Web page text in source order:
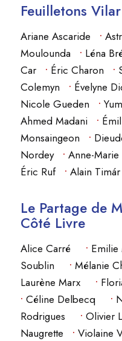
Feuilletons
Ariane Ascaride •
Moulounda • Léna
Car • Éric Charon •
Colemyn • Évelyne
Nicole Gueden •
Ahmed Madani •
Monsaingeon •
Nordey • Anne-
Éric Ruf • Alain Timár
Le Partage de
Côté Livre
Alice Carré •
Soublin • Mélanie
Laurène Marx •
• Céline Delbecq •
Rodrigues • Olivier
Naugrette • Violaine